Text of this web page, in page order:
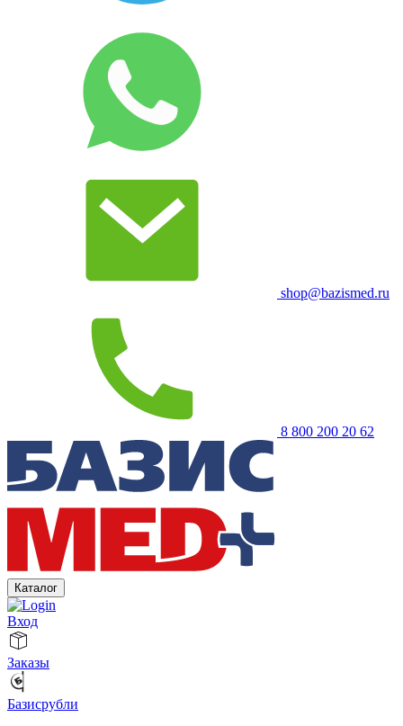
shop@bazismed.ru
8 800 200 20 62
Каталог
Вход
Заказы
Базисрубли